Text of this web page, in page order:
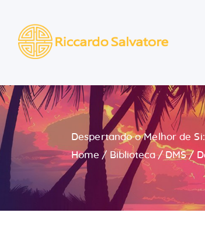
Despertando o Melhor de
Home
Biblioteca DMS